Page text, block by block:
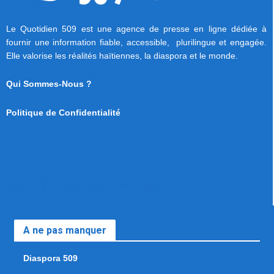
Le Quotidien 509 est une agence de presse en ligne dédiée à
fournir une information fiable, accessible, plurilingue et engagée.
Elle valorise les réalités haïtiennes, la diaspora et le monde.
Qui Sommes-Nous ?
Politique de Confidentialité
A ne pas manquer
Diaspora 509